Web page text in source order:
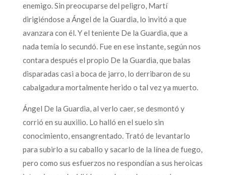
enemigo. Sin preocuparse del peligro, Martí
dirigiéndose a Ángel de la Guardia, lo invitó a que
avanzara con él. Y el teniente De la Guardia, que a
nada temía lo secundó. Fue en ese instante, según nos
contara después el propio De la Guardia, que balas
disparadas casi a boca de jarro, lo derribaron de su
cabalgadura mortalmente herido o tal vez ya muerto.
Ángel De la Guardia, al verlo caer, se desmontó y
corrió en su auxilio. Lo halló en el suelo sin
conocimiento, ensangrentado. Trató de levantarlo
para subirlo a su caballo y sacarlo de la línea de fuego,
pero como sus esfuerzos no respondían a sus heroicas